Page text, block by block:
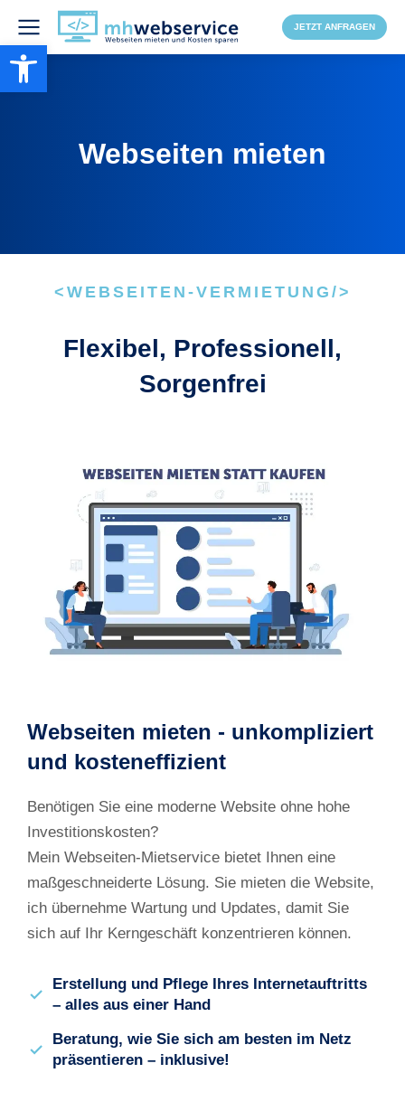
Werkzeugleiste öffnen
JETZT ANFRAGEN
Webseiten mieten
<WEBSEITEN-VERMIETUNG/>
Flexibel, Professionell,
Sorgenfrei
Webseiten mieten - unkompliziert
und kosteneffizient
Benötigen Sie eine moderne Website ohne hohe
Investitionskosten?
Mein Webseiten-Mietservice bietet Ihnen eine
maßgeschneiderte Lösung. Sie mieten die Website,
ich übernehme Wartung und Updates, damit Sie
sich auf Ihr Kerngeschäft konzentrieren können.
Erstellung und Pflege Ihres Internetauftritts
– alles aus einer Hand
Beratung, wie Sie sich am besten im Netz
präsentieren – inklusive!